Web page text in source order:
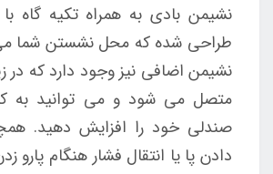
نشیمن بادی به همراه تکیه گاه
طراحی شده که محل نشستن شما
نشیمن اضافی نیز وجود دارد که در
متصل می شود و می توانید به
صندلی خود را افزایش دهید.
دادن پا یا انتقال فشار هنگام پارو